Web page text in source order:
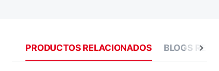
PRODUCTOS RELACIONADOS BLOGS